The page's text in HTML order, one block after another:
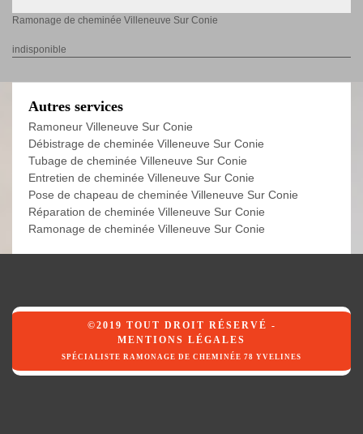
Ramonage de cheminée Villeneuve Sur Conie
indisponible
Autres services
Ramoneur Villeneuve Sur Conie
Débistrage de cheminée Villeneuve Sur Conie
Tubage de cheminée Villeneuve Sur Conie
Entretien de cheminée Villeneuve Sur Conie
Pose de chapeau de cheminée Villeneuve Sur Conie
Réparation de cheminée Villeneuve Sur Conie
Ramonage de cheminée Villeneuve Sur Conie
©2019 TOUT DROIT RÉSERVÉ -
MENTIONS LÉGALES
SPÉCIALISTE RAMONAGE DE CHEMINÉE 78 YVELINES